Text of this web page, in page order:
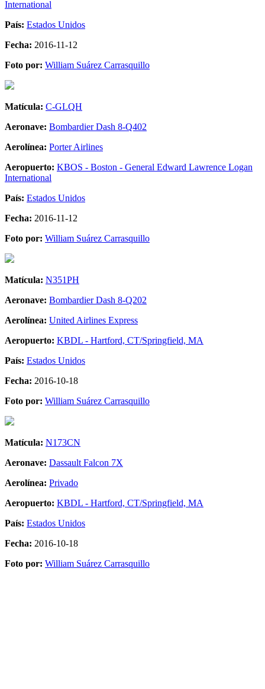
International
País: Estados Unidos
Fecha: 2016-11-12
Foto por: William Suárez Carrasquillo
Matícula: C-GLQH
Aeronave: Bombardier Dash 8-Q402
Aerolínea: Porter Airlines
Aeropuerto: KBOS - Boston - General Edward Lawrence Logan
International
País: Estados Unidos
Fecha: 2016-11-12
Foto por: William Suárez Carrasquillo
Matícula: N351PH
Aeronave: Bombardier Dash 8-Q202
Aerolínea: United Airlines Express
Aeropuerto: KBDL - Hartford, CT/Springfield, MA
País: Estados Unidos
Fecha: 2016-10-18
Foto por: William Suárez Carrasquillo
Matícula: N173CN
Aeronave: Dassault Falcon 7X
Aerolínea: Privado
Aeropuerto: KBDL - Hartford, CT/Springfield, MA
País: Estados Unidos
Fecha: 2016-10-18
Foto por: William Suárez Carrasquillo